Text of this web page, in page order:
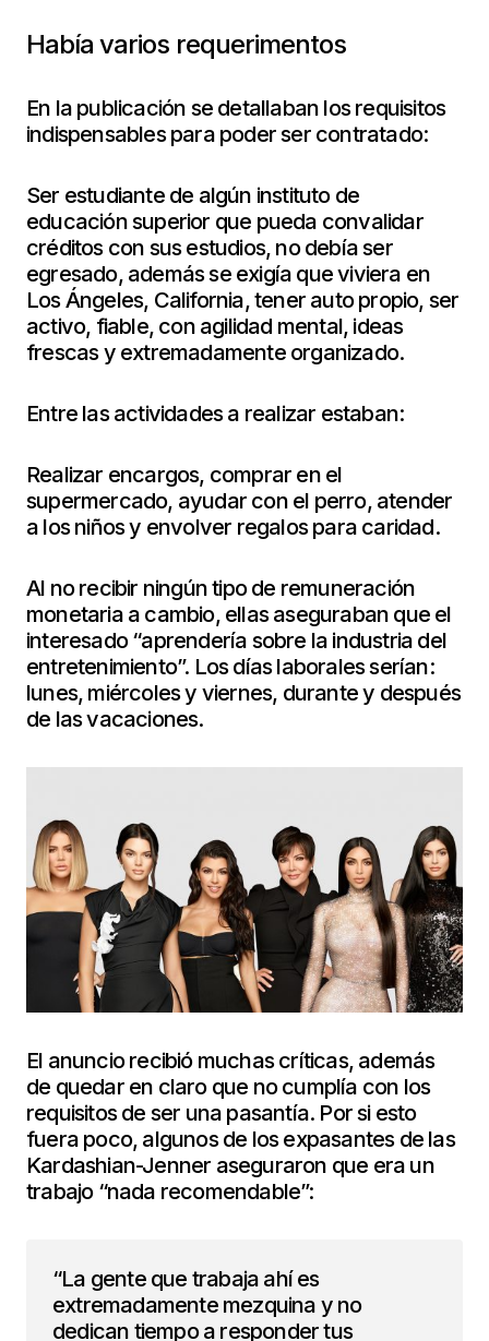
Había varios requerimentos
En la publicación se detallaban los requisitos
indispensables para poder ser contratado:
Ser estudiante de algún instituto de
educación superior que pueda convalidar
créditos con sus estudios, no debía ser
egresado, además se exigía que viviera en
Los Ángeles, California, tener auto propio, ser
activo, fiable, con agilidad mental, ideas
frescas y extremadamente organizado.
Entre las actividades a realizar estaban:
Realizar encargos, comprar en el
supermercado, ayudar con el perro, atender
a los niños y envolver regalos para caridad.
Al no recibir ningún tipo de remuneración
monetaria a cambio, ellas aseguraban que el
interesado “aprendería sobre la industria del
entretenimiento”. Los días laborales serían:
lunes, miércoles y viernes, durante y después
de las vacaciones.
El anuncio recibió muchas críticas, además
de quedar en claro que no cumplía con los
requisitos de ser una pasantía. Por si esto
fuera poco, algunos de los expasantes de las
Kardashian-Jenner aseguraron que era un
trabajo “nada recomendable”:
“La gente que trabaja ahí es
extremadamente mezquina y no
dedican tiempo a responder tus